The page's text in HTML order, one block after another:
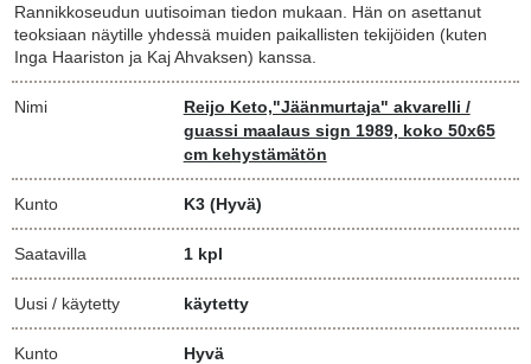
Rannikkoseudun uutisoiman tiedon mukaan. Hän on asettanut
teoksiaan näytille yhdessä muiden paikallisten tekijöiden (kuten
Inga Haariston ja Kaj Ahvaksen) kanssa.
Nimi
Reijo Keto,"Jäänmurtaja" akvarelli /
guassi maalaus sign 1989, koko 50x65
cm kehystämätön
Kunto K3 (Hyvä)
Saatavilla 1 kpl
Uusi / käytetty käytetty
Kunto Hyvä